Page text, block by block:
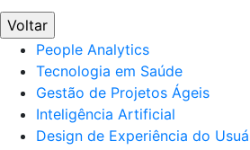
Voltar
People Analytics
Tecnologia em Saúde
Gestão de Projetos Ágeis
Inteligência Artificial
Design de Experiência do